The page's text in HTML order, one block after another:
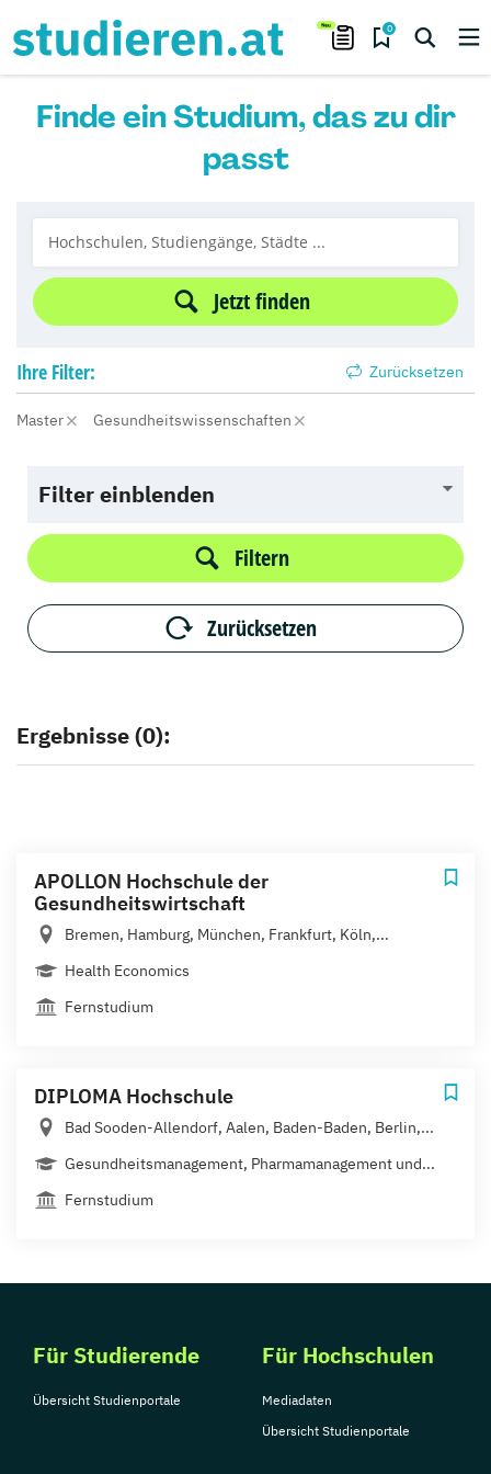
0
Finde ein Studium, das zu dir
passt
Jetzt finden
Ihre Filter: Zurücksetzen
Master Gesundheitswissenschaften
Filter einblenden
Filtern
Zurücksetzen
Ergebnisse (0):
APOLLON Hochschule der
Gesundheitswirtschaft
Bremen, Hamburg, München, Frankfurt, Köln,...
Health Economics
Fernstudium
DIPLOMA Hochschule
Bad Sooden-Allendorf, Aalen, Baden-Baden, Berlin,...
Gesundheitsmanagement, Pharmamanagement und...
Fernstudium
Für Studierende
Übersicht Studienportale
Für Hochschulen
Mediadaten
Übersicht Studienportale